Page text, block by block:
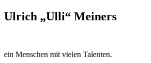
Ulrich „Ulli“ Meiners
ein Menschen mit vielen Talenten.